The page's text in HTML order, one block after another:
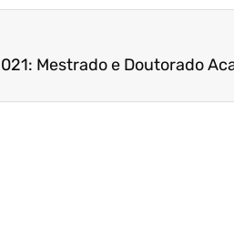
Mestrado e Doutorado